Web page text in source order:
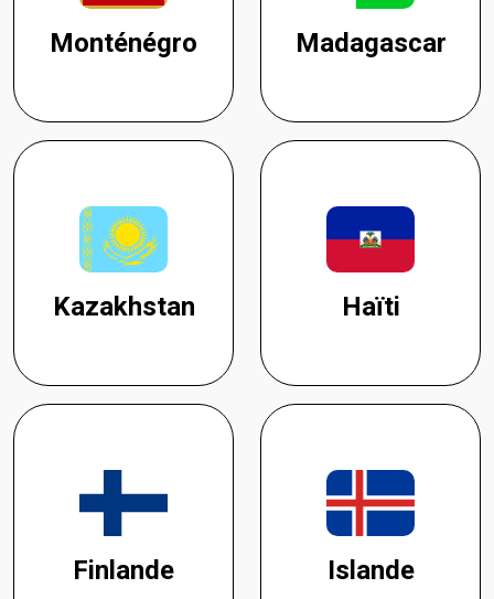
Monténégro Madagascar
Kazakhstan Haïti
Finlande Islande